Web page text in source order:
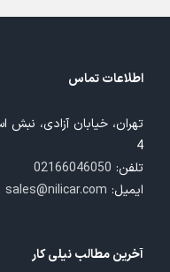
اطلاعات تماس
4
تلفن: 02166046050
ایمیل: sales@nilicar.com
آخرین مطالب نیلی کار